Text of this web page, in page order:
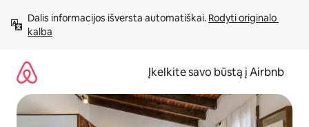
prie
turinio
Dalis informacijos išversta automatiškai. Rodyti originalo
kalba
Įkelkite savo būstą į Airbnb